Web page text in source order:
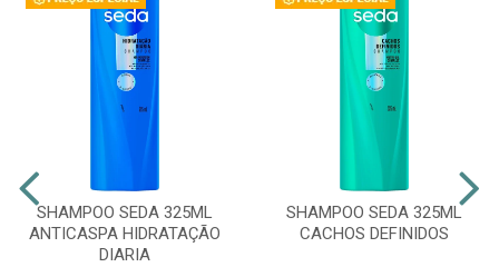
SHAMPOO SEDA 325ML
ANTICASPA HIDRATAÇÃO
DIARIA
SHAMPOO SEDA 325ML
CACHOS DEFINIDOS